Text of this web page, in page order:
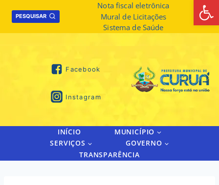
PESQUISAR
Nota fiscal eletrônica
Mural de Licitações
Sistema de Saúde
Facebook
Instagram
INÍCIO
MUNICÍPIO
SERVIÇOS
GOVERNO
TRANSPARÊNCIA